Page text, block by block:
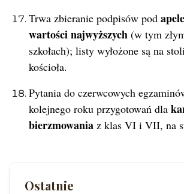
Trwa zbieranie podpisów pod
wartości najwyższych (w tym
szkołach); listy wyłożone są na
kościoła.
Pytania do czerwcowych
kolejnego roku przygotowań dla
bierzmowania z klas VI i VII, na
Ostatnie